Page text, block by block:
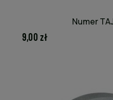
Numer
9,00 zł